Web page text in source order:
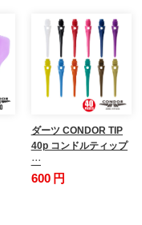
ダーツ CONDOR TIP
40p コンドルティップ
…
600 円